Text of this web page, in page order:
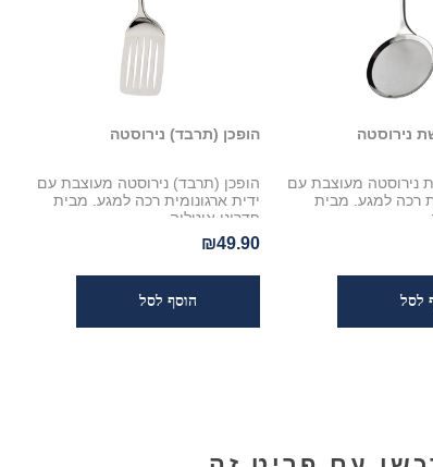
נירוסטה
נירוסטה מעוצבת עם
רכה למגע. מבית
הופכן (תרבד) נירוסטה
הופכן (תרבד) נירוסטה מעוצבת עם
ידית ארגונומית רכה למגע. מבית
פדריני איטליה
₪49.90